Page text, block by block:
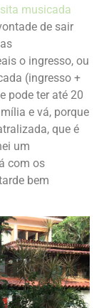
musicada
de sair
o ingresso, ou
(ingresso +
pode ter até 20
e vá, porque
que é
um
com os
bem